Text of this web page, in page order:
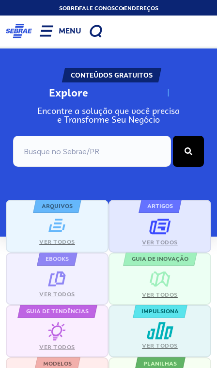
SOBREFALE CONOSCOENDEREÇOS
MENU
CONTEÚDOS GRATUITOS
Explore N
Encontre a solução que você precisa
e Transforme Seu Negócio
ARQUIVOS
VER TODOS
ARTIGOS
VER TODOS
EBOOKS
VER TODOS
GUIA DE INOVAÇÃO
VER TODOS
GUIA DE TENDÊNCIAS
VER TODOS
IMPULSIONA
VER TODOS
MODELOS PLANILHAS